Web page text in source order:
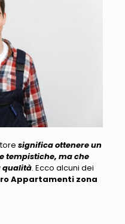
significa ottenere un
tempistiche, ma che
qualità. Ecco alcuni dei
Appartamenti zona